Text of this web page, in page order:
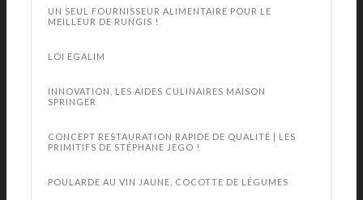
UN SEUL FOURNISSEUR ALIMENTAIRE POUR LE
MEILLEUR DE RUNGIS !
LOI EGALIM
INNOVATION, LES AIDES CULINAIRES MAISON
SPRINGER
CONCEPT RESTAURATION RAPIDE DE QUALITÉ | LES
PRIMITIFS DE STÉPHANE JEGO !
POULARDE AU VIN JAUNE, COCOTTE DE LÉGUMES